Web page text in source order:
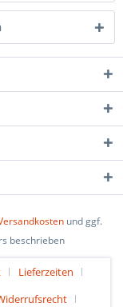
und ggf.
beschrieben
Lieferzeiten